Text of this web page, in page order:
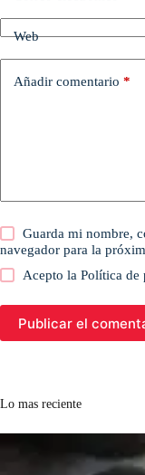
Web
Añadir comentario *
Guarda mi nombre,
navegador para la
Acepto laPolítica de
Publicar el
Lo mas reciente